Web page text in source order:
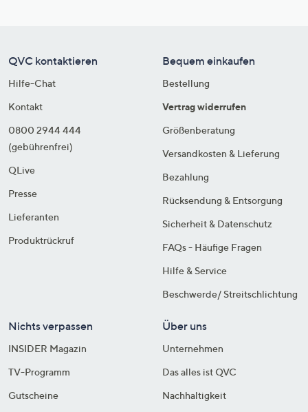
QVC kontaktieren
Hilfe-Chat
Kontakt
0800 2944 444
(gebührenfrei)
QLive
Presse
Lieferanten
Produktrückruf
Bequem einkaufen
Bestellung
Vertrag widerrufen
Größenberatung
Versandkosten & Lieferung
Bezahlung
Rücksendung & Entsorgung
Sicherheit & Datenschutz
FAQs - Häufige Fragen
Hilfe & Service
Beschwerde/ Streitschlichtung
Nichts verpassen
INSIDER Magazin
TV-Programm
Gutscheine
Über uns
Unternehmen
Das alles ist QVC
Nachhaltigkeit